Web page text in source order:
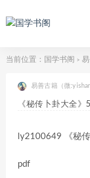
当前位置： 国学书阁 >
易善古籍（微
《秘传卜卦大全》
ly2100649 《秘
pdf